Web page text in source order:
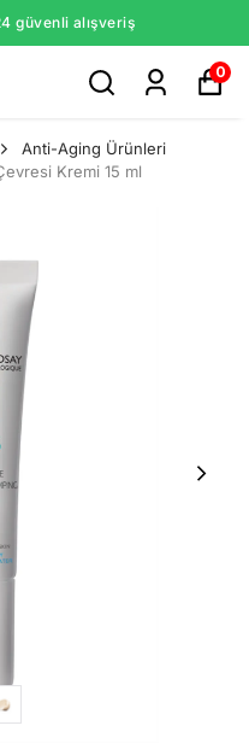
güvenli alışveriş
0
Anti-Aging Ürünleri
Kremi 15 ml